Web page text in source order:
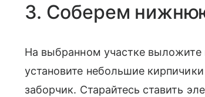
3. Соберем
На выбранном участке
установите небольшие
заборчик. Старайтесь ставить